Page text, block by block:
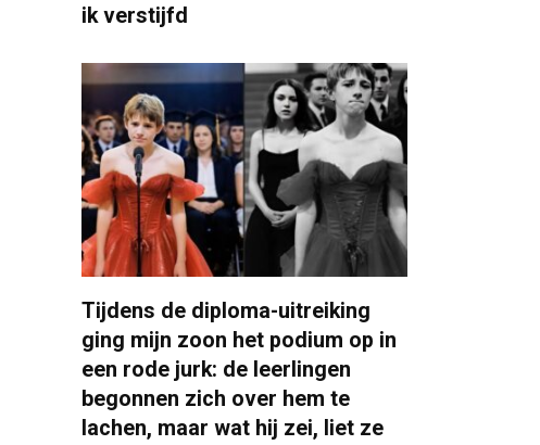
ik verstijfd
Tijdens de diploma-uitreiking
ging mijn zoon het podium op in
een rode jurk: de leerlingen
begonnen zich over hem te
lachen, maar wat hij zei, liet ze